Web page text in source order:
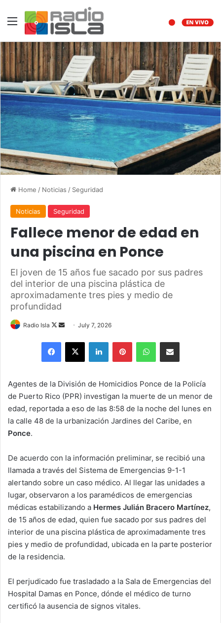
Menu
Home / Noticias / Seguridad
Noticias Seguridad
Fallece menor de edad en
una piscina en Ponce
El joven de 15 años fue sacado por sus padres
del interior de una piscina plástica de
aproximadamente tres pies y medio de
profundidad
Radio Isla
Follow
Send
email
July 7, 2026
Facebook
X LinkedInPinterestWhatsAppShare via Email
Agentes de la División de Homicidios Ponce de la Policía
de Puerto Rico (PPR) investigan la muerte de un menor de
edad, reportada a eso de las 8:58 de la noche del lunes en
la calle 48 de la urbanización Jardines del Caribe, en
Ponce.
De acuerdo con la información preliminar, se recibió una
llamada a través del Sistema de Emergencias 9-1-1
alertando sobre un caso médico. Al llegar las unidades a
lugar, observaron a los paramédicos de emergencias
médicas estabilizando a Hermes Julián Bracero Martínez,
de 15 años de edad, quien fue sacado por sus padres del
interior de una piscina plástica de aproximadamente tres
pies y medio de profundidad, ubicada en la parte posterior
de la residencia.
El perjudicado fue trasladado a la Sala de Emergencias del
Hospital Damas en Ponce, dónde el médico de turno
certificó la ausencia de signos vitales.